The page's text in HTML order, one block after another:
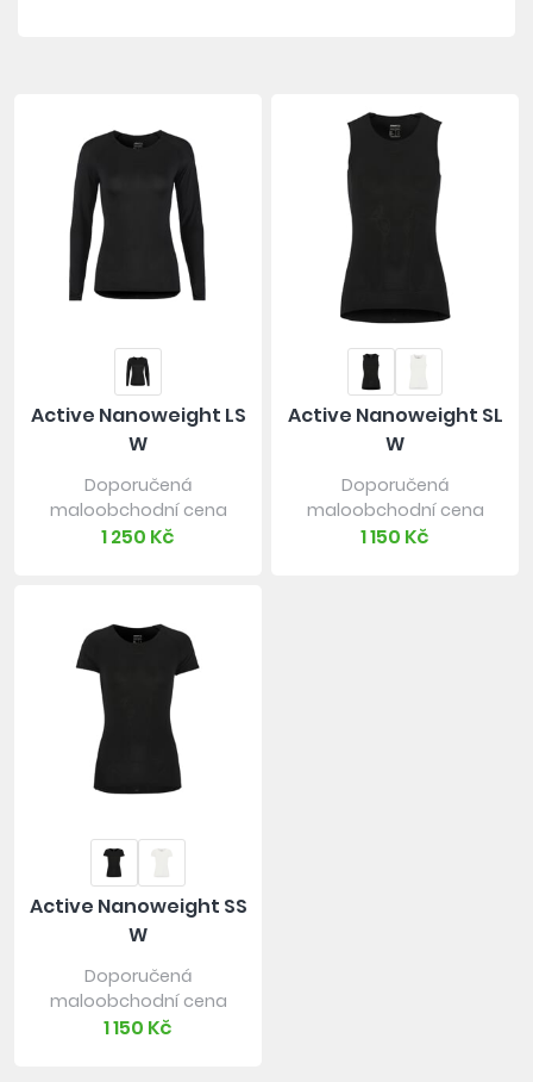
Active Nanoweight LS
W
Doporučená
maloobchodní cena
1 250 Kč
Active Nanoweight SL
W
Doporučená
maloobchodní cena
1 150 Kč
Active Nanoweight SS
W
Doporučená
maloobchodní cena
1 150 Kč